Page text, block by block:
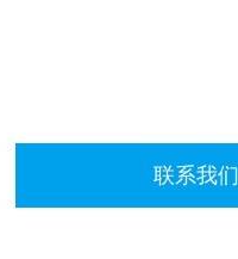
联系我们